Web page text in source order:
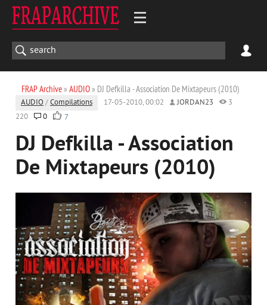
FRAP Archive» AUDIO» DJ Defkilla - Association De Mixtapeurs (2010)
AUDIO /Compilations 17-05-2010, 00:02 JORDAN23
3
220
0 7
DJ Defkilla - Association
De Mixtapeurs (2010)